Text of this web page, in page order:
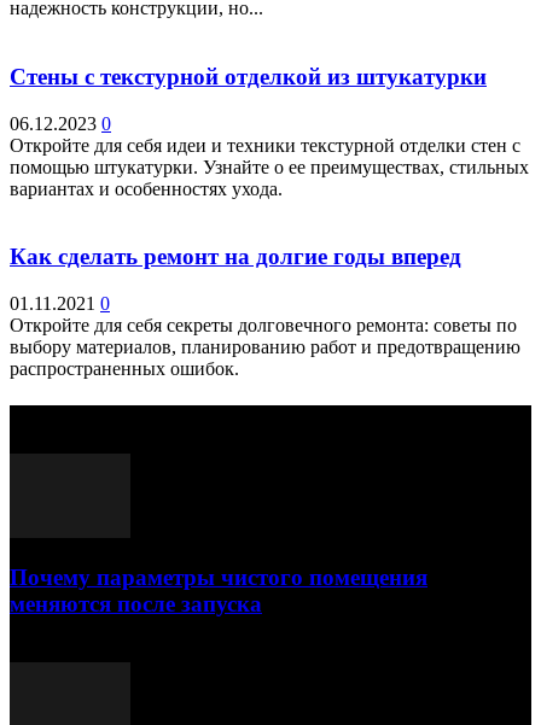
надежность конструкции, но...
Стены с текстурной отделкой из штукатурки
06.12.2023 0
Откройте для себя идеи и техники текстурной отделки стен с
помощью штукатурки. Узнайте о ее преимуществах, стильных
вариантах и особенностях ухода.
Как сделать ремонт на долгие годы вперед
01.11.2021 0
Откройте для себя секреты долговечного ремонта: советы по
выбору материалов, планированию работ и предотвращению
распространенных ошибок.
Почему параметры чистого помещения
меняются после запуска